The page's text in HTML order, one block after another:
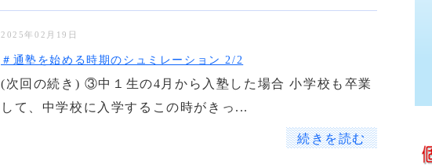
2025年02月19日
＃通塾を始める時期のシュミレーション 2/2
(次回の続き) ③中１生の4月から入塾した場合 小学校も卒業
して、中学校に入学するこの時がきっ...
続きを読む